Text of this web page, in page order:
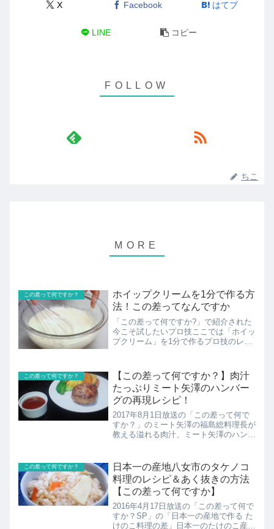
X Facebook はてブ
LINE コピー
ちこ
この差って何ですか？
ホイップクリームを1分で作る方
法！この差ってなんですか
「この差って何ですか?」で紹介された
今こそ試したいプロ技ここでは「ホイッ
プクリーム」を1分で作るプロ技のレシ
この差って何ですか？
【この差って何ですか？】肉汁
たっぷりミート矢澤のハンバー
グの再現レシピ！
2017年8月1日放送の「この差って何で
すか？」のミート矢澤の福島総料理長が
教える溢れる肉汁、ミート矢澤のハンバ
この差って何ですか？
日本一の産地八女市のタケノコ
料理のレシピ＆あく抜きの方法
【この差って何ですか】
2016年4月17日放送の「この差って何で
すか？SP」の「日本一の産地で作る た
けのこ料理の差」日本一のたけのこ産